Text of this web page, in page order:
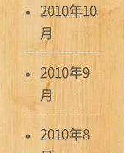
2010年10
月
2010年9
月
2010年8